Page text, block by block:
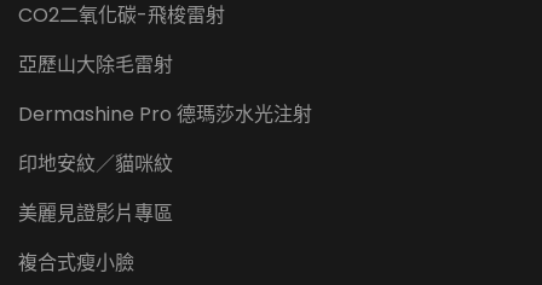
CO2二氧化碳-飛梭雷射
亞歷山大除毛雷射
Dermashine Pro 德瑪莎水光注射
印地安紋／貓咪紋
美麗見證影片專區
複合式瘦小臉